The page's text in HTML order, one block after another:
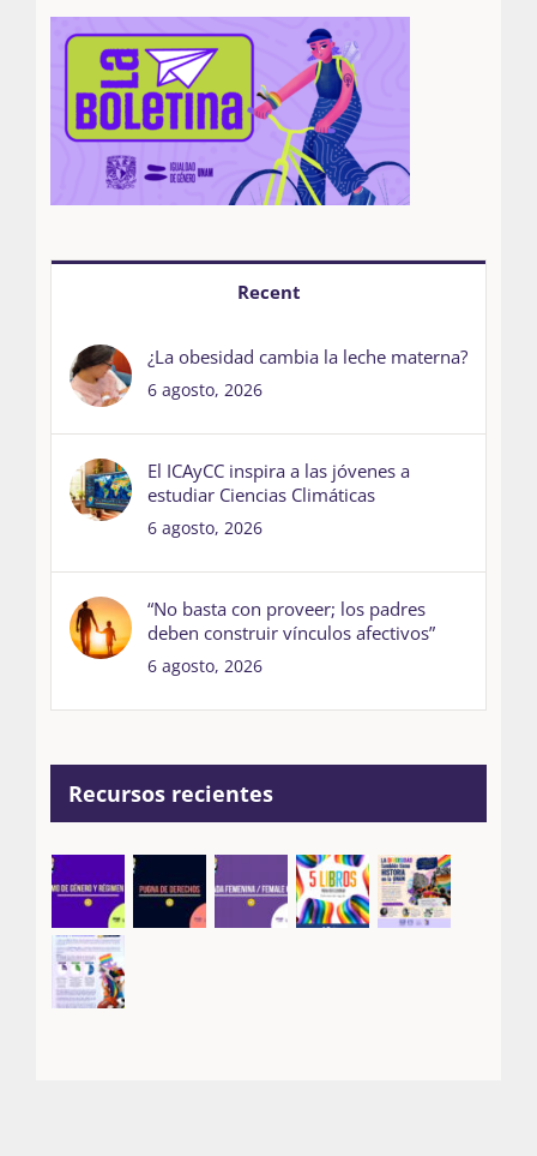
Recent
¿La obesidad cambia la leche materna?
6 agosto, 2026
El ICAyCC inspira a las jóvenes a
estudiar Ciencias Climáticas
6 agosto, 2026
“No basta con proveer; los padres
deben construir vínculos afectivos”
6 agosto, 2026
Recursos recientes